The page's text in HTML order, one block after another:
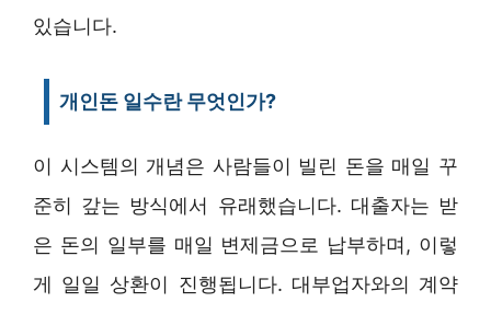
있습니다.
개인돈 일수란 무엇인가?
이 시스템의 개념은 사람들이 빌린 돈을 매일 꾸
준히 갚는 방식에서 유래했습니다. 대출자는 받
은 돈의 일부를 매일 변제금으로 납부하며, 이렇
게 일일 상환이 진행됩니다. 대부업자와의 계약